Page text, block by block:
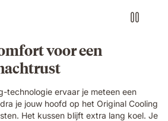
voor een
technologie ervaar je meteen een
je jouw hoofd op het Original Cooling
Het kussen blijft extra lang koel. Je